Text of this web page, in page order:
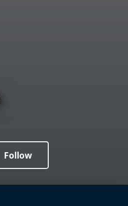
Follow